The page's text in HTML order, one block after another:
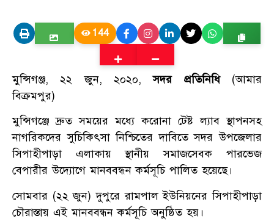
144
মুন্সিগঞ্জ, ২২ জুন, ২০২০,সদর প্রতিনিধি(আমার
বিক্রমপুর)
মুন্সিগঞ্জে দ্রুত সময়ের মধ্যে করোনা টেষ্ট ল্যাব স্থাপনসহ
নাগরিকদের সুচিকিৎসা নিশ্চিতের দাবিতে সদর উপজেলার
সিপাহীপাড়া এলাকায় স্থানীয় সমাজসেবক পারভেজ
বেপারীর উদ্যোগে মানববন্ধন কর্মসূচি পালিত হয়েছে।
সোমবার (২২ জুন) দুপুরে রামপাল ইউনিয়নের সিপাহীপাড়া
চৌরাস্তায় এই মানববন্ধন কর্মসূচি অনুষ্ঠিত হয়।